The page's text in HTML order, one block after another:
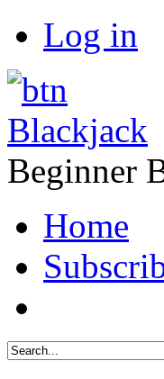
Log in
Blackjack
Beginner
Home